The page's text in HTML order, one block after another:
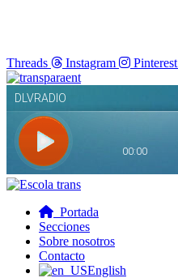
Threads Instagram Pinterest
Portada
Secciones
Sobre nosotros
Contacto
English